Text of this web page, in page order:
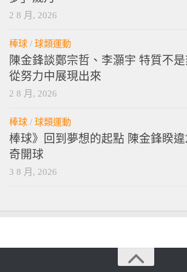
2 8 月, 2026
棒球 / 球類運動
陳金鋒談鄭宗哲、李灝宇 特質不
從努力中展現出來
2 8 月, 2026
棒球 / 球類運動
棒球》回到夢想的起點 陳金鋒睽
奇開球
3 8 月, 2026